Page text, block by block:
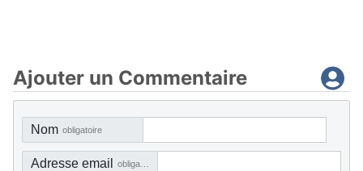
Ajouter un Commentaire
Nom obligatoire
Adresse email